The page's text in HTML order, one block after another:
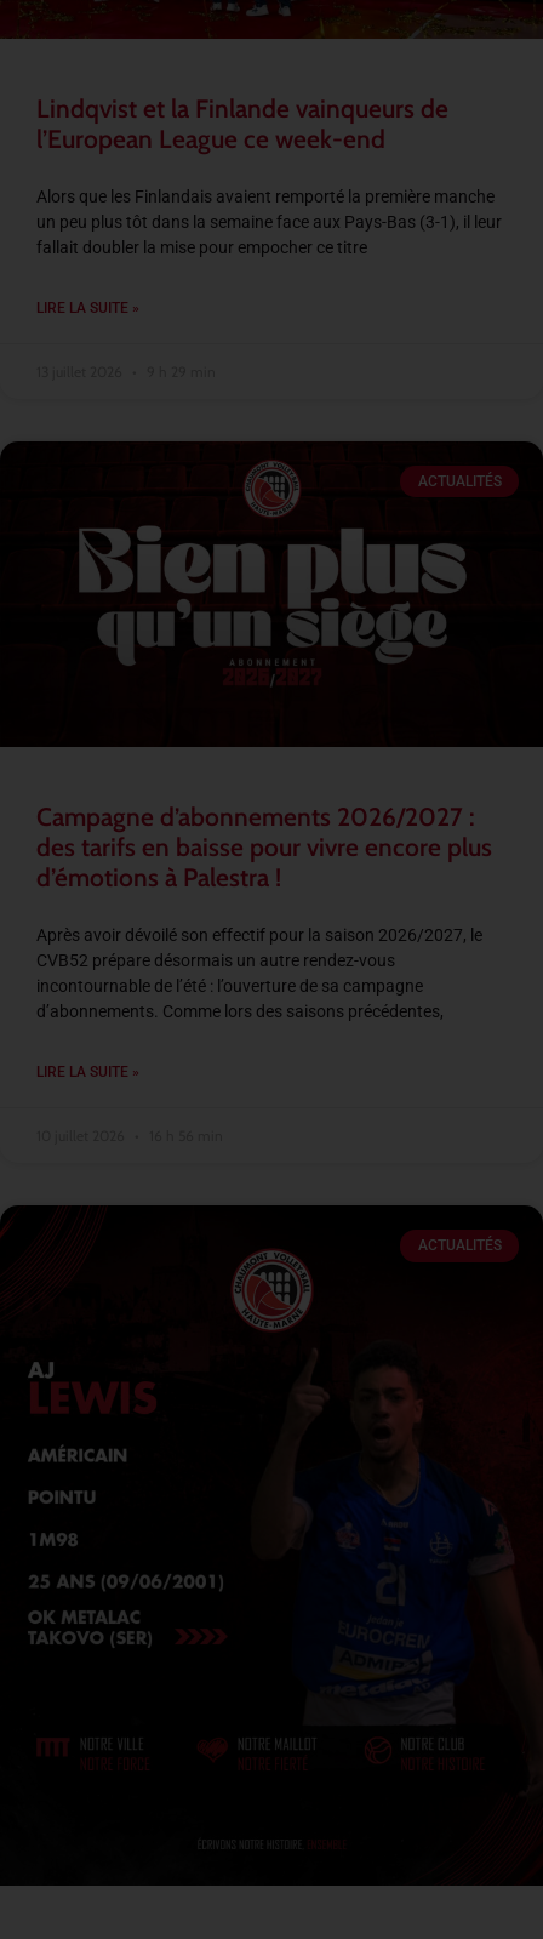
Lindqvist et la Finlande vainqueurs de
l’European League ce week-end
Alors que les Finlandais avaient remporté la première manche
un peu plus tôt dans la semaine face aux Pays-Bas (3-1), il leur
fallait doubler la mise pour empocher ce titre
LIRE LA SUITE »
ACTUALITÉS
Campagne d’abonnements 2026/2027 :
des tarifs en baisse pour vivre encore plus
d’émotions à Palestra !
Après avoir dévoilé son effectif pour la saison 2026/2027, le
CVB52 prépare désormais un autre rendez-vous
incontournable de l’été : l’ouverture de sa campagne
d’abonnements. Comme lors des saisons précédentes,
LIRE LA SUITE »
ACTUALITÉS